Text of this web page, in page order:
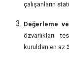
çalışanların
Değerleme
özvarlıkları
kuruldan en az